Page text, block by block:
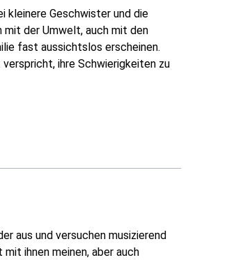
kleinere Geschwister und die
der Umwelt, auch mit den
fast aussichtslos erscheinen.
ihre Schwierigkeiten zu
aus und versuchen musizierend
ihnen meinen, aber auch